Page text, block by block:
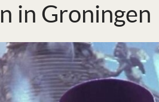
in Groningen